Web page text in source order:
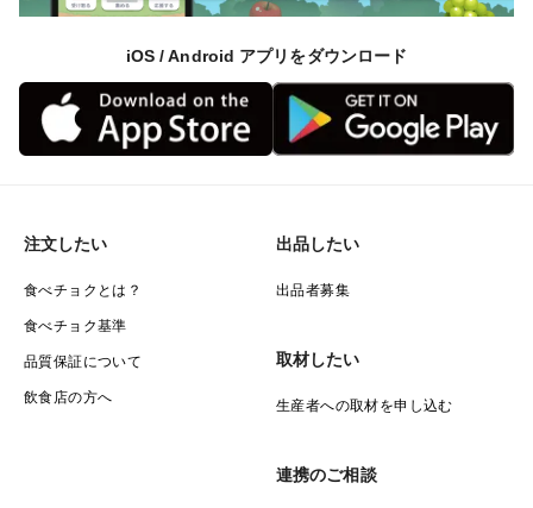
iOS / Android アプリをダウンロード
注文したい
食べチョクとは？
食べチョク基準
品質保証について
飲食店の方へ
出品したい
出品者募集
取材したい
生産者への取材を申し込む
連携のご相談